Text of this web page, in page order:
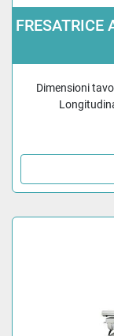
FRESATRICE
Dimensioni